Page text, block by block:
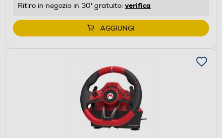
Ritiro in negozio in 30' gratuito: verifica
AGGIUNGI